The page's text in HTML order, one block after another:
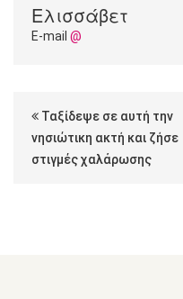
Ελισσάβετ
E-mail @
Ταξίδεψε σε αυτή την
νησιώτικη ακτή και ζήσε
στιγμές χαλάρωσης